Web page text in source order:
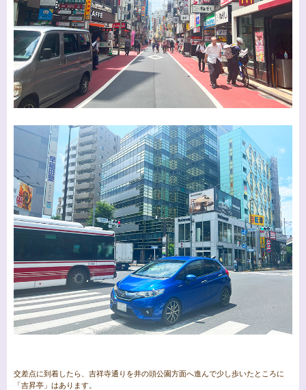
交差点に到着したら、吉祥寺通りを井の頭公園方面へ進んで少し歩いたところに
「吉昇亭」はあります。